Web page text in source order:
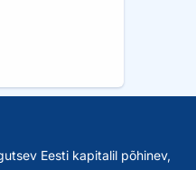
Eesti kapitalil põhinev,